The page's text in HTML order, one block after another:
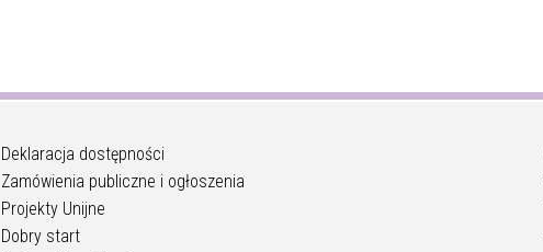
Deklaracja dostępności
Zamówienia publiczne i ogłoszenia
Projekty Unijne
Dobry start